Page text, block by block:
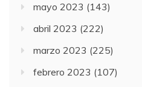
mayo 2023 (143)
abril 2023 (222)
marzo 2023 (225)
febrero 2023 (107)